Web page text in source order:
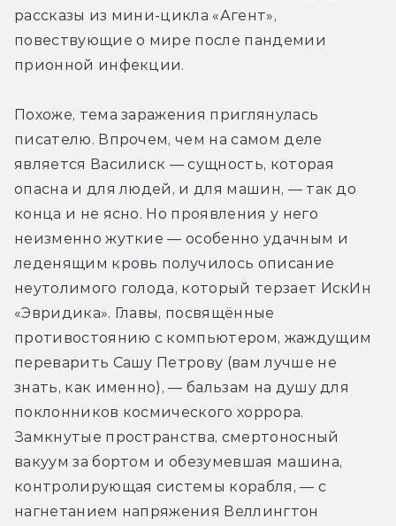
рассказы из мини-цикла «Агент»,
повествующие о мире после пандемии
прионной инфекции.
Похоже, тема заражения приглянулась
писателю. Впрочем, чем на самом деле
является Василиск — сущность, которая
опасна и для людей, и для машин, — так до
конца и не ясно. Но проявления у него
неизменно жуткие — особенно удачным и
леденящим кровь получилось описание
неутолимого голода, который терзает ИскИн
«Эвридика». Главы, посвящённые
противостоянию с компьютером, жаждущим
переварить Сашу Петрову (вам лучше не
знать, как именно), — бальзам на душу для
Замкнутые пространства, смертоносный
вакуум за бортом и обезумевшая машина,
контролирующая системы корабля, — с
нагнетанием напряжения Веллингтон